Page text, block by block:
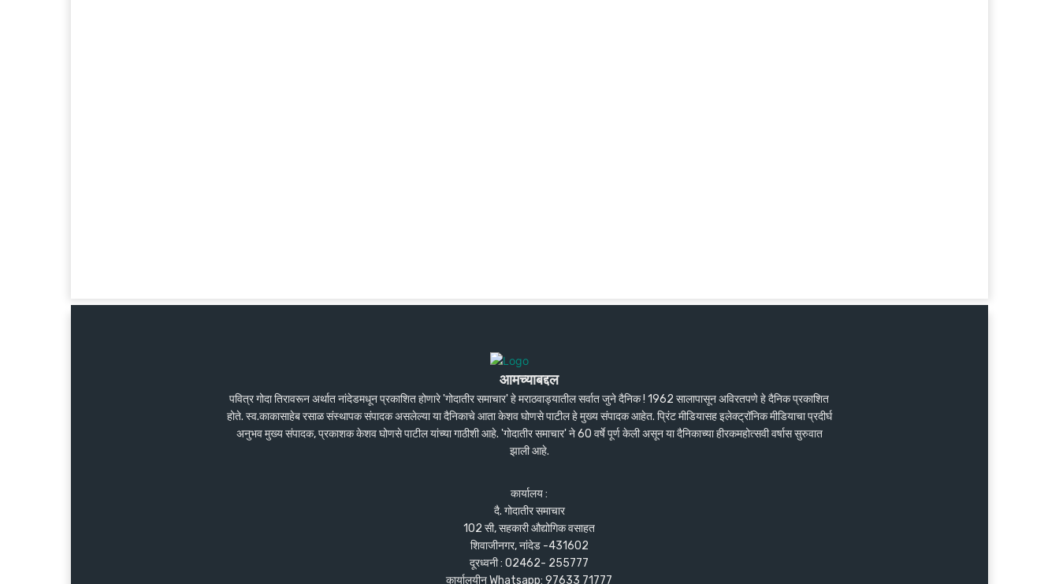
आमच्याबद्दल
पवित्र गोदा तिरावरून अर्थात नांदेडमधून प्रकाशित होणारे 'गोदातीर समाचार' हे मराठवाड्यातील सर्वात जुने दैनिक ! 1962 सालापासून अविरतपणे हे दैनिक प्रकाशित
होते. स्व.काकासाहेब रसाळ संस्थापक संपादक असलेल्या या दैनिकाचे आता केशव घोणसे पाटील हे मुख्य संपादक आहेत. प्रिंट मीडियासह इलेक्ट्रॉनिक मीडियाचा प्रदीर्घ
अनुभव मुख्य संपादक, प्रकाशक केशव घोणसे पाटील यांच्या गाठीशी आहे. 'गोदातीर समाचार' ने 60 वर्षे पूर्ण केली असून या दैनिकाच्या हीरकमहोत्सवी वर्षास सुरुवात
झाली आहे.
कार्यालय :
दै. गोदातीर समाचार
102 सी, सहकारी औद्योगिक वसाहत
शिवाजीनगर, नांदेड -431602
दूरध्वनी : 02462- 255777
कार्यालयीन Whatsapp: 97633 71777